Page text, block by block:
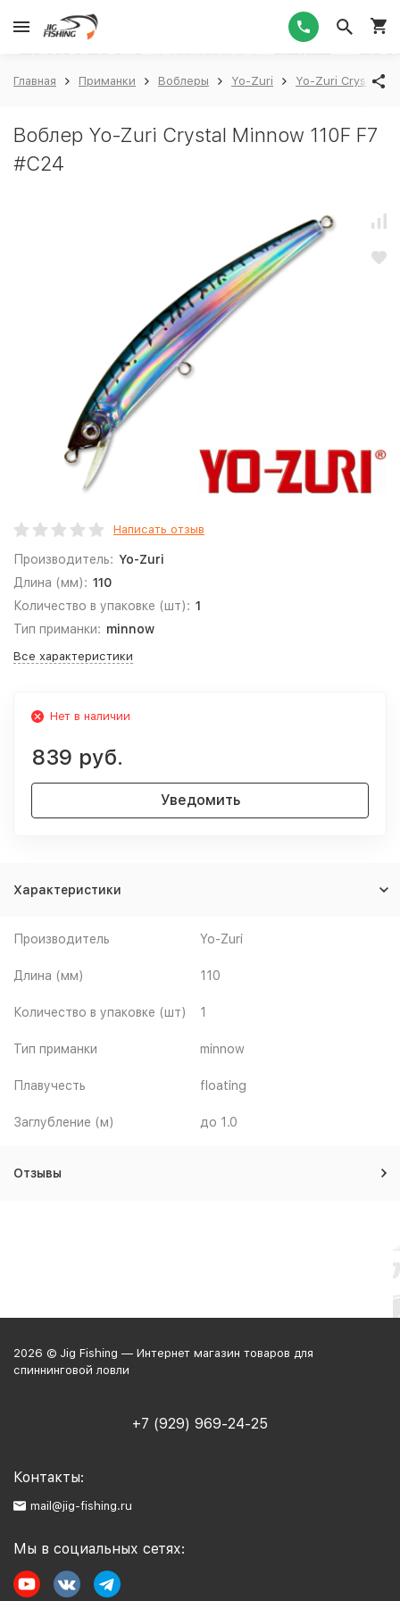
Главная Приманки Воблеры Yo-Zuri Yo-Zuri Crystal
Воблер Yo-Zuri Crystal Minnow 110F F7
#C24
Написать отзыв
Производитель: Yo-Zuri
Длина (мм): 110
Количество в упаковке (шт): 1
Тип приманки: minnow
Все характеристики
Нет в наличии
839 руб.
Уведомить
Характеристики
Производитель Yo-Zuri
Длина (мм) 110
Количество в упаковке (шт) 1
Тип приманки minnow
Плавучесть floating
Заглубление (м) до 1.0
Отзывы
2026 © Jig Fishing — Интернет магазин товаров для
спиннинговой ловли
+7 (929) 969-24-25
Контакты:
mail@jig-fishing.ru
Мы в социальных сетях: